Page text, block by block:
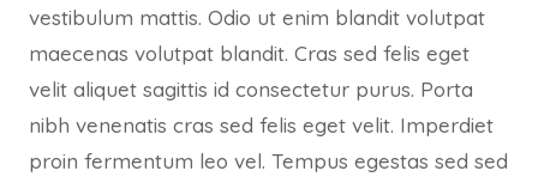
vestibulum mattis. Odio ut enim blandit volutpat
maecenas volutpat blandit. Cras sed felis eget
velit aliquet sagittis id consectetur purus. Porta
nibh venenatis cras sed felis eget velit. Imperdiet
proin fermentum leo vel. Tempus egestas sed sed